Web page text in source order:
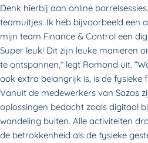
Denk hierbij aan online
teamuitjes. Ik heb bijvoorbeeld een
mijn team Finance & Control een
Super leuk! Dit zijn leuke manieren
te ontspannen,” legt Ramond uit.
ook extra belangrijk is, is de fysieke
Vanuit de medewerkers van Sazas
oplossingen bedacht zoals digitaal
wandeling buiten. Alle activiteiten
de betrokkenheid als de fysieke